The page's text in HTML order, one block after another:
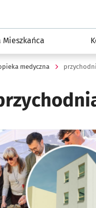
Mieszkańca
medyczna